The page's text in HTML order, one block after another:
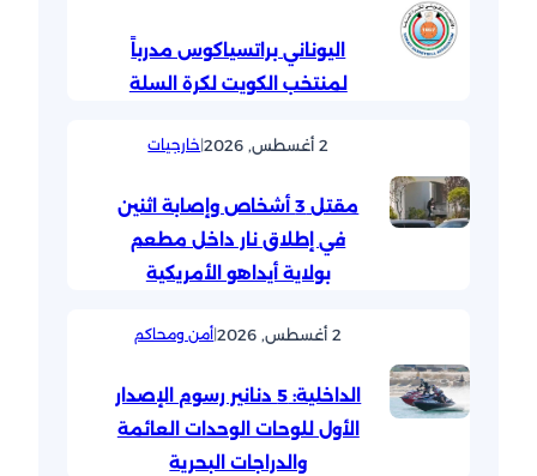
اليوناني براتسياكوس مدرباً
لمنتخب الكويت لكرة السلة
2 أغسطس, 2026 |خارجيات
مقتل 3 أشخاص وإصابة اثنين
في إطلاق نار داخل مطعم
بولاية أيداهو الأمريكية
2 أغسطس, 2026 |أمن ومحاكم
الداخلية: 5 دنانير رسوم الإصدار
الأول للوحات الوحدات العائمة
والدراجات البحرية